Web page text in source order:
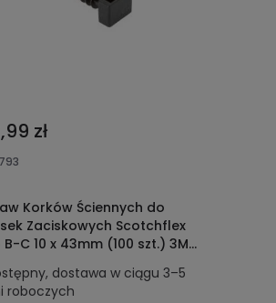
zł
Korków Ściennych do
Zaciskowych Scotchflex
B-C 10 x 43mm (100 szt.) 3M
dostawa w ciągu 3–5
roboczych